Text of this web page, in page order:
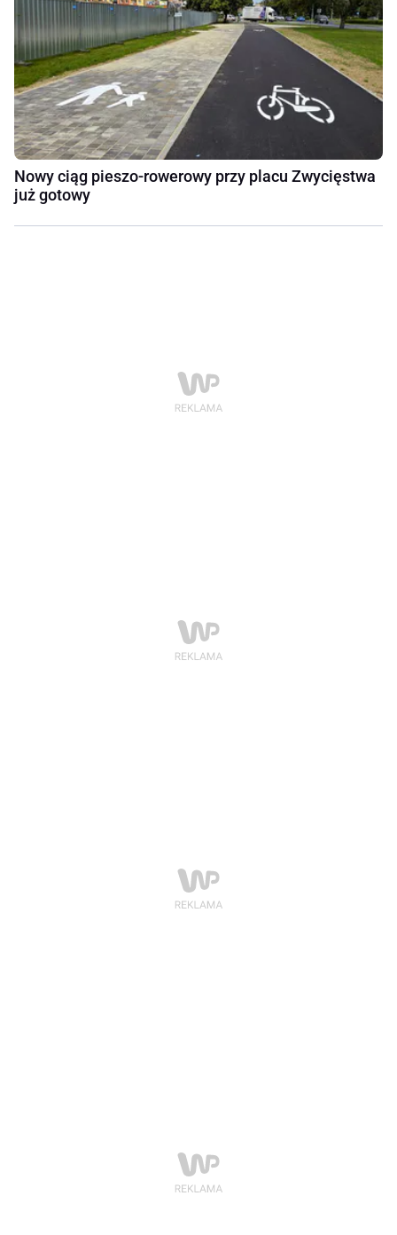
Nowy ciąg pieszo-rowerowy przy placu Zwycięstwa
już gotowy